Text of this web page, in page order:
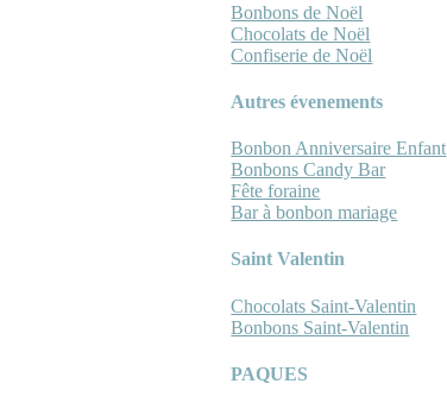
Bonbons de Noël
Chocolats de Noël
Confiserie de Noël
Autres évenements
Bonbon Anniversaire Enfant
Bonbons Candy Bar
Fête foraine
Bar à bonbon mariage
Saint Valentin
Chocolats Saint-Valentin
Bonbons Saint-Valentin
PAQUES